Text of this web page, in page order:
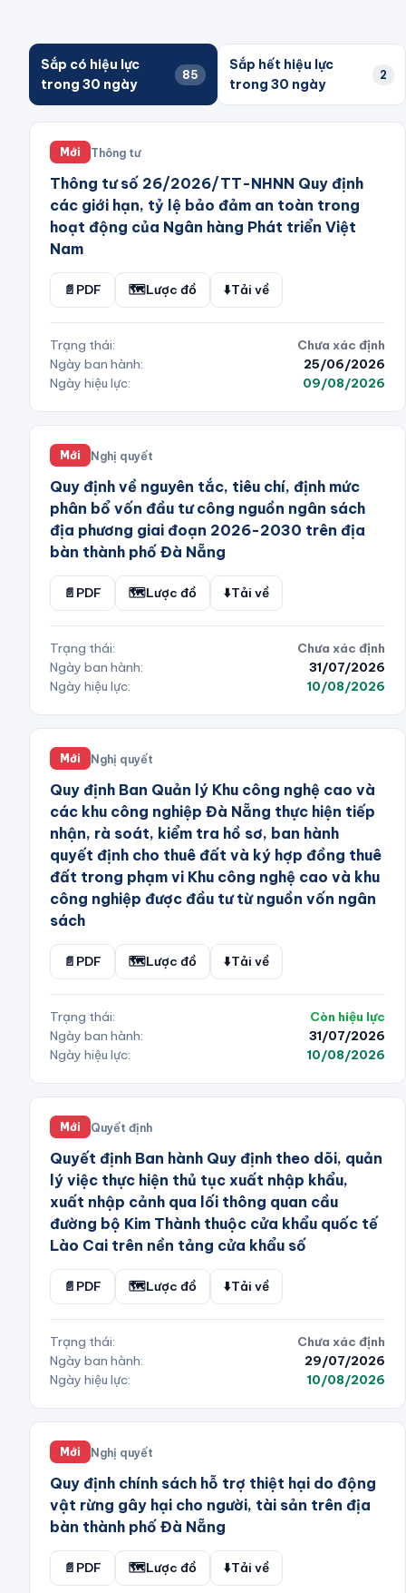
Sắp có hiệu lực
trong 30 ngày
85
Sắp hết hiệu lực
trong 30 ngày
2
Mới Thông tư
Thông tư số 26/2026/TT-NHNN Quy định
các giới hạn, tỷ lệ bảo đảm an toàn trong
hoạt động của Ngân hàng Phát triển Việt
Nam
📄 PDF 🗺️Lược đồ ⬇️Tải về
Trạng thái:
Chưa xác định
Ngày ban hành:
25/06/2026
Ngày hiệu lực:
09/08/2026
Mới Nghị quyết
Quy định về nguyên tắc, tiêu chí, định mức
phân bổ vốn đầu tư công nguồn ngân sách
địa phương giai đoạn 2026-2030 trên địa
bàn thành phố Đà Nẵng
📄 PDF 🗺️Lược đồ ⬇️Tải về
Trạng thái:
Chưa xác định
Ngày ban hành:
31/07/2026
Ngày hiệu lực:
10/08/2026
Mới Nghị quyết
Quy định Ban Quản lý Khu công nghệ cao và
các khu công nghiệp Đà Nẵng thực hiện tiếp
nhận, rà soát, kiểm tra hồ sơ, ban hành
quyết định cho thuê đất và ký hợp đồng thuê
đất trong phạm vi Khu công nghệ cao và khu
công nghiệp được đầu tư từ nguồn vốn ngân
sách
📄 PDF 🗺️Lược đồ ⬇️Tải về
Trạng thái:
Còn hiệu lực
Ngày ban hành:
31/07/2026
Ngày hiệu lực:
10/08/2026
Mới Quyết định
Quyết định Ban hành Quy định theo dõi, quản
lý việc thực hiện thủ tục xuất nhập khẩu,
xuất nhập cảnh qua lối thông quan cầu
đường bộ Kim Thành thuộc cửa khẩu quốc tế
Lào Cai trên nền tảng cửa khẩu số
📄 PDF 🗺️Lược đồ ⬇️Tải về
Trạng thái:
Chưa xác định
Ngày ban hành:
29/07/2026
Ngày hiệu lực:
10/08/2026
Mới Nghị quyết
Quy định chính sách hỗ trợ thiệt hại do động
vật rừng gây hại cho người, tài sản trên địa
bàn thành phố Đà Nẵng
📄 PDF 🗺️Lược đồ ⬇️Tải về